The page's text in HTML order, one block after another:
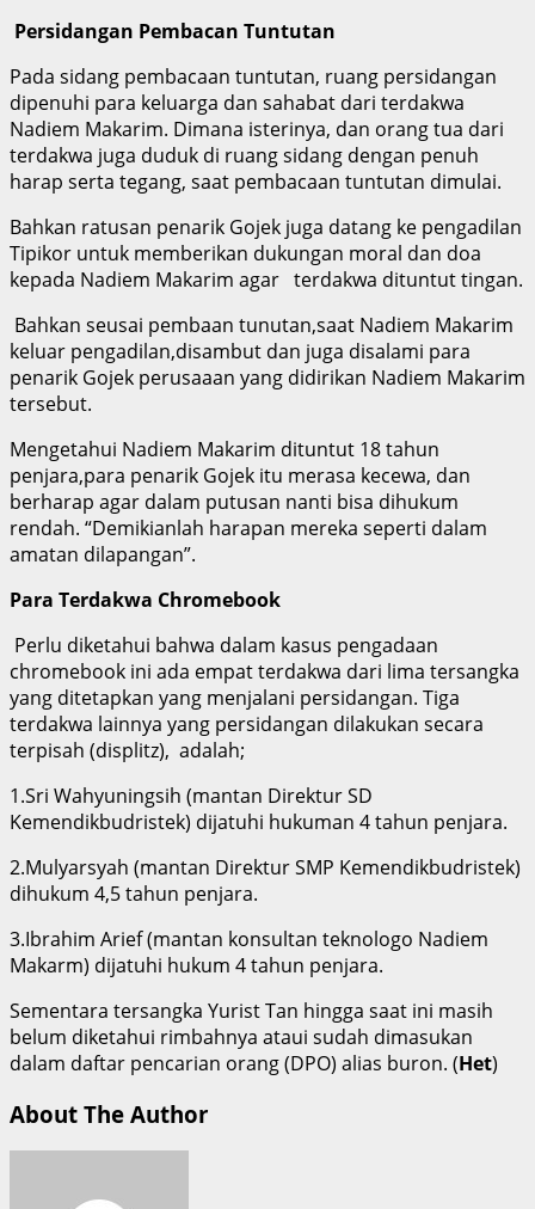
Persidangan Pembacan Tuntutan
Pada sidang pembacaan tuntutan, ruang persidangan
dipenuhi para keluarga dan sahabat dari terdakwa
Nadiem Makarim. Dimana isterinya, dan orang tua dari
terdakwa juga duduk di ruang sidang dengan penuh
harap serta tegang, saat pembacaan tuntutan dimulai.
Bahkan ratusan penarik Gojek juga datang ke pengadilan
Tipikor untuk memberikan dukungan moral dan doa
kepada Nadiem Makarim agar terdakwa dituntut tingan.
Bahkan seusai pembaan tunutan,saat Nadiem Makarim
keluar pengadilan,disambut dan juga disalami para
penarik Gojek perusaaan yang didirikan Nadiem Makarim
tersebut.
Mengetahui Nadiem Makarim dituntut 18 tahun
penjara,para penarik Gojek itu merasa kecewa, dan
berharap agar dalam putusan nanti bisa dihukum
rendah. “Demikianlah harapan mereka seperti dalam
amatan dilapangan”.
Para Terdakwa Chromebook
Perlu diketahui bahwa dalam kasus pengadaan
chromebook ini ada empat terdakwa dari lima tersangka
yang ditetapkan yang menjalani persidangan. Tiga
terdakwa lainnya yang persidangan dilakukan secara
terpisah (displitz), adalah;
1.Sri Wahyuningsih (mantan Direktur SD
Kemendikbudristek) dijatuhi hukuman 4 tahun penjara.
2.Mulyarsyah (mantan Direktur SMP Kemendikbudristek)
dihukum 4,5 tahun penjara.
3.Ibrahim Arief (mantan konsultan teknologo Nadiem
Makarm) dijatuhi hukum 4 tahun penjara.
Sementara tersangka Yurist Tan hingga saat ini masih
belum diketahui rimbahnya ataui sudah dimasukan
dalam daftar pencarian orang (DPO) alias buron. (Het)
About The Author